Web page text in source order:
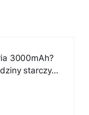
3000mAh?
starczy…